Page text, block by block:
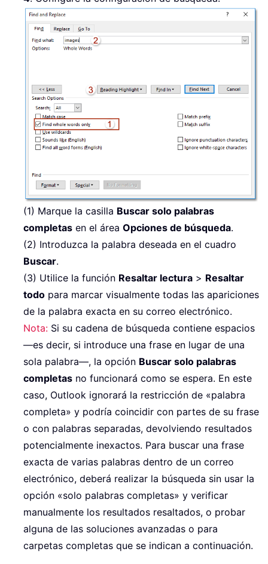
(1) Marque la casilla Buscar solo palabras
completas en el área Opciones de búsqueda.
(2) Introduzca la palabra deseada en el cuadro
Buscar.
(3) Utilice la función Resaltar lectura > Resaltar
todo para marcar visualmente todas las apariciones
de la palabra exacta en su correo electrónico.
Nota: Si su cadena de búsqueda contiene espacios
—es decir, si introduce una frase en lugar de una
sola palabra—, la opción Buscar solo palabras
completas no funcionará como se espera. En este
caso, Outlook ignorará la restricción de «palabra
completa» y podría coincidir con partes de su frase
o con palabras separadas, devolviendo resultados
potencialmente inexactos. Para buscar una frase
exacta de varias palabras dentro de un correo
electrónico, deberá realizar la búsqueda sin usar la
opción «solo palabras completas» y verificar
manualmente los resultados resaltados, o probar
alguna de las soluciones avanzadas o para
carpetas completas que se indican a continuación.